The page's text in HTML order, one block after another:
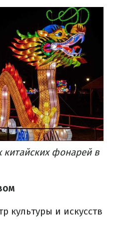
китайских фонарей в
культуры и искусств